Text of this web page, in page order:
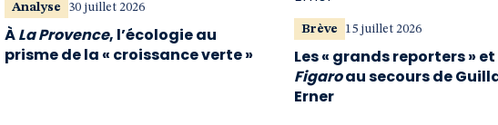
Analyse 30 juillet 2026
ÀLa Provence, l’écologie au
prisme de la « croissance verte »
Brève 15 juillet 2026
Les « grands reporters » et
Figaroau secours de
Erner